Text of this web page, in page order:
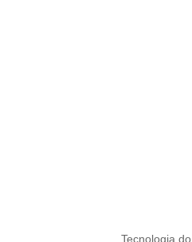
Tecnologia do